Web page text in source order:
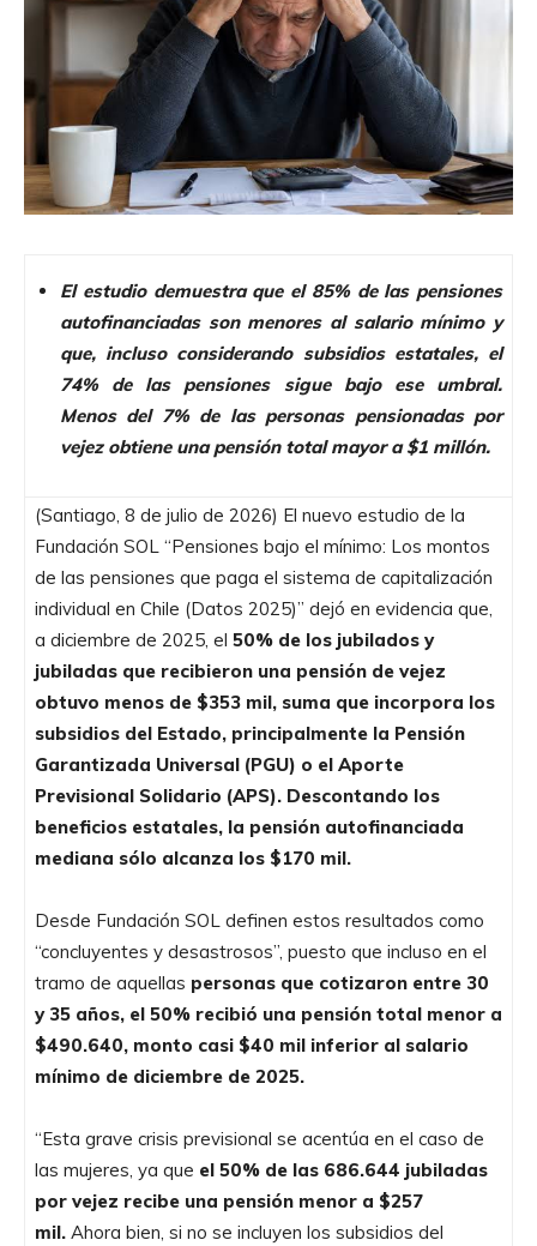
El estudio demuestra que el 85% de las pensiones
autofinanciadas son menores al salario mínimo y
que, incluso considerando subsidios estatales, el
74% de las pensiones sigue bajo ese umbral.
Menos del 7% de las personas pensionadas por
vejez obtiene una pensión total mayor a $1 millón.
(Santiago, 8 de julio de 2026) El nuevo estudio de la
Fundación SOL “Pensiones bajo el mínimo: Los montos
de las pensiones que paga el sistema de capitalización
individual en Chile (Datos 2025)” dejó en evidencia que,
a diciembre de 2025, el 50% de los jubilados y
jubiladas que recibieron una pensión de vejez
obtuvo menos de $353 mil, suma que incorpora los
subsidios del Estado, principalmente la Pensión
Garantizada Universal (PGU) o el Aporte
Previsional Solidario (APS). Descontando los
beneficios estatales, la pensión autofinanciada
mediana sólo alcanza los $170 mil.
Desde Fundación SOL definen estos resultados como
“concluyentes y desastrosos”, puesto que incluso en el
tramo de aquellas personas que cotizaron entre 30
y 35 años, el 50% recibió una pensión total menor a
$490.640, monto casi $40 mil inferior al salario
mínimo de diciembre de 2025.
“Esta grave crisis previsional se acentúa en el caso de
las mujeres, ya que el 50% de las 686.644 jubiladas
por vejez recibe una pensión menor a $257
mil. Ahora bien, si no se incluyen los subsidios del